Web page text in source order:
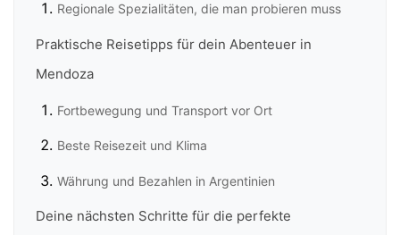
Regionale Spezialitäten, die man probieren muss
Praktische Reisetipps für dein Abenteuer in
Mendoza
Fortbewegung und Transport vor Ort
Beste Reisezeit und Klima
Währung und Bezahlen in Argentinien
Deine nächsten Schritte für die perfekte